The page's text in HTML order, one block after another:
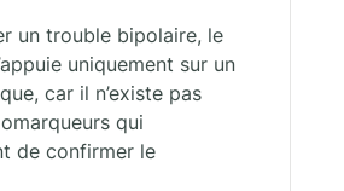
un trouble bipolaire, le
uniquement sur un
car il n’existe pas
qui
de confirmer le